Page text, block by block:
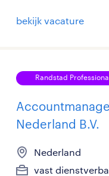
bekijk vacature
Randstad
Nederland B.V.
Nederland
vast